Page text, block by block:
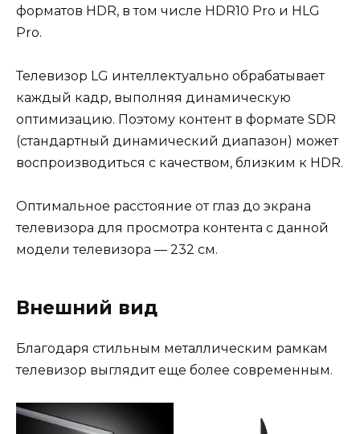
форматов HDR, в том числе HDR10 Pro и HLG
Pro.
Телевизор LG интеллектуально обрабатывает
каждый кадр, выполняя динамическую
оптимизацию. Поэтому контент в формате SDR
(стандартный динамический диапазон) может
воспроизводиться с качеством, близким к HDR.
Оптимальное расстояние от глаз до экрана
телевизора для просмотра контента с данной
модели телевизора — 232 см.
Внешний вид
Благодаря стильным металлическим рамкам
телевизор выглядит еще более современным.